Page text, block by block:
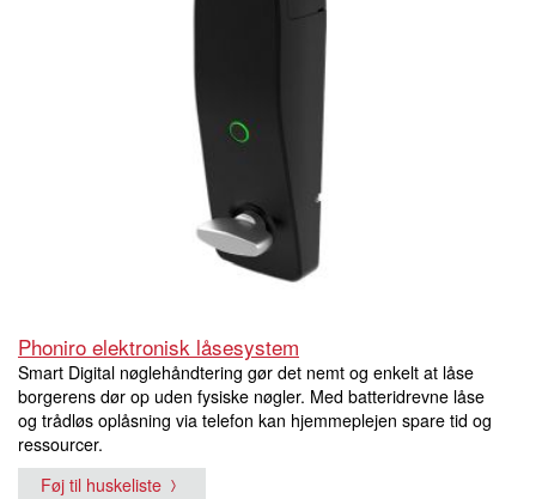
Phoniro elektronisk låsesystem
Smart Digital nøglehåndtering gør det nemt og enkelt at låse
borgerens dør op uden fysiske nøgler. Med batteridrevne låse
og trådløs oplåsning via telefon kan hjemmeplejen spare tid og
ressourcer.
Føj til huskeliste